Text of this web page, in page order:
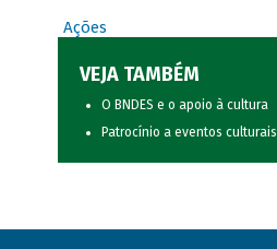
Ações
VEJA TAMBÉM
O BNDES e o apoio à cultura
Patrocínio a eventos culturais